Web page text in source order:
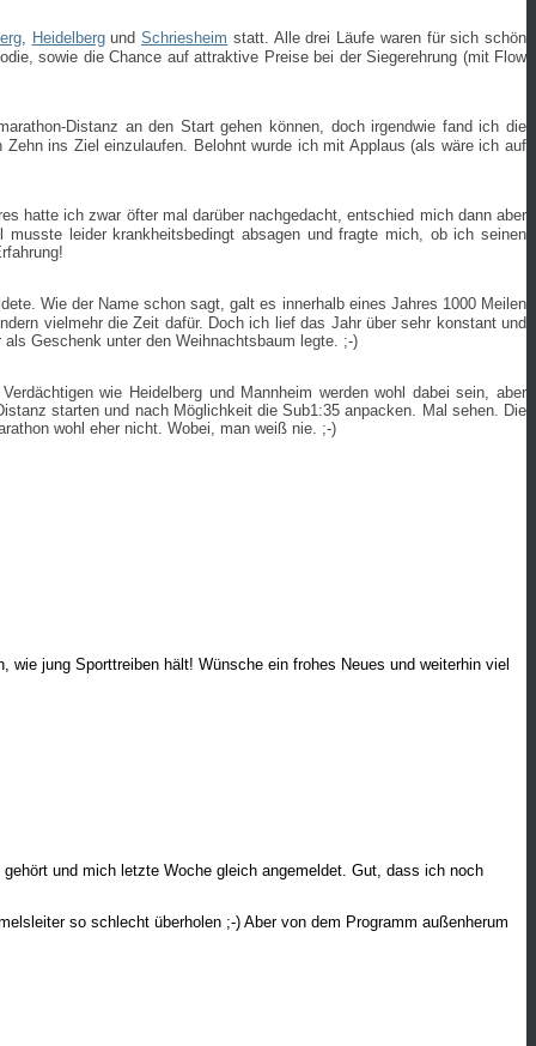
, HeidelbergundSchriesheim statt. Alle drei Läufe waren für sich schön
sowie die Chance auf attraktive Preise bei der Siegerehrung (mit Flow
Distanz an den Start gehen können, doch irgendwie fand ich die
ins Ziel einzulaufen. Belohnt wurde ich mit Applaus (als wäre ich auf
hatte ich zwar öfter mal darüber nachgedacht, entschied mich dann aber
leider krankheitsbedingt absagen und fragte mich, ob ich seinen
Wie der Name schon sagt, galt es innerhalb eines Jahres 1000 Meilen
vielmehr die Zeit dafür. Doch ich lief das Jahr über sehr konstant und
Geschenk unter den Weihnachtsbaum legte. ;-)
wie Heidelberg und Mannheim werden wohl dabei sein, aber
starten und nach Möglichkeit die Sub1:35 anpacken. Mal sehen. Die
wohl eher nicht. Wobei, man weiß nie. ;-)
jung Sporttreiben hält! Wünsche ein frohes Neues und weiterhin viel
und mich letzte Woche gleich angemeldet. Gut, dass ich noch
so schlecht überholen ;-) Aber von dem Programm außenherum